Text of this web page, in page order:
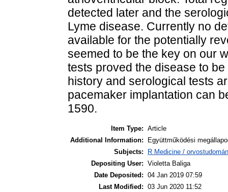
detected later and the
Lyme disease. Currently no
available for the potentially
seemed to be the key on our
tests proved the disease to
history and serological tests
pacemaker implantation can
1590.
Item Type: Article
Additional Information:
Együttműködési
Subjects:
R Medicine /
Depositing User: Violetta Baliga
Date Deposited: 04 Jan 2019 07:59
Last Modified: 03 Jun 2020 11:52